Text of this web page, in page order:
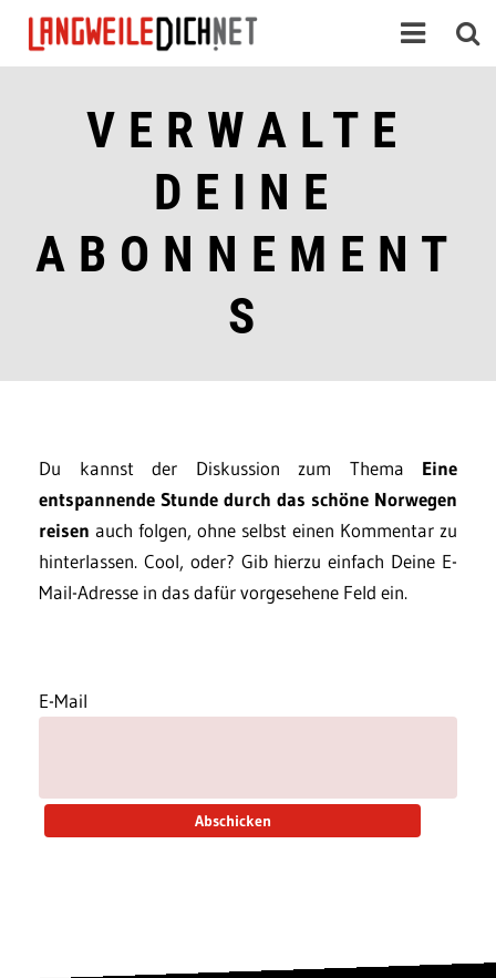
VERWALTE
DEINE
ABONNEMENT
S
Du kannst der Diskussion zum Thema Eine
entspannende Stunde durch das schöne Norwegen
reisen auch folgen, ohne selbst einen Kommentar zu
hinterlassen. Cool, oder? Gib hierzu einfach Deine E-
Mail-Adresse in das dafür vorgesehene Feld ein.
E-Mail